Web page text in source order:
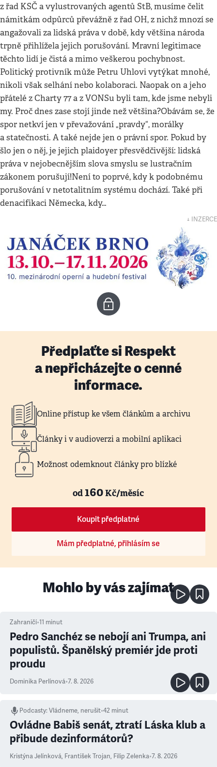
z řad KSČ a vylustrovaných agentů StB, musíme čelit
námitkám odpůrců převážně z řad OH, z nichž mnozí se
angažovali za lidská práva v době, kdy většina národa
trpně přihlížela jejich porušování. Mravní legitimace
těchto lidí je čistá a mimo veškerou pochybnost.
Politický protivník může Petru Uhlovi vytýkat mnohé,
nikoli však selhání nebo kolaboraci. Naopak on a jeho
přátelé z Charty 77 a z VONSu byli tam, kde jsme nebyli
my. Proč dnes zase stojí jinde než většina?Obávám se, že
spor netkví jen v převažování „pravdy“, morálky
a statečnosti. A také nejde jen o právní spor. Pokud by
šlo jen o něj, je jejich plaidoyer přesvědčivější: lidská
práva v nejobecnějším slova smyslu se lustračním
zákonem porušují!Není to poprvé, kdy k podobnému
porušování v netotalitním systému dochází. Také při
denacifikaci Německa, kdy…
↓ INZERCE
Předplaťte si Respekt
a nepřicházejte o cenné
informace.
Online přístup ke všem článkům a archivu
Články i v audioverzi a mobilní aplikaci
Možnost odemknout články pro blízké
od160Kč/měsíc
Koupit předplatné
Mám předplatné, přihlásím se
Mohlo by vás zajímat
Zahraničí•11 minut
Pedro Sanchéz se nebojí ani Trumpa, ani
populistů. Španělský premiér jde proti
proudu
Dominika Perlínová•7. 8. 2026
Podcasty:Vládneme, nerušit•42 minut
Ovládne Babiš senát, ztratí Láska klub a
přibude dezinformátorů?
Kristýna Jelínková, František Trojan, Filip Zelenka•7. 8. 2026